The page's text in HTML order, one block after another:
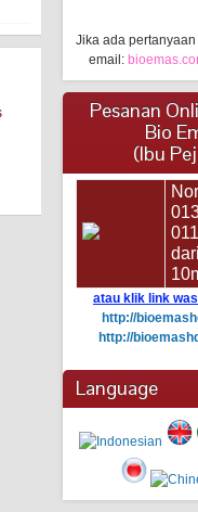
Jika ada
email:
Pesanan
Bio
(Ibu
atau klik link
http://
http://
Language